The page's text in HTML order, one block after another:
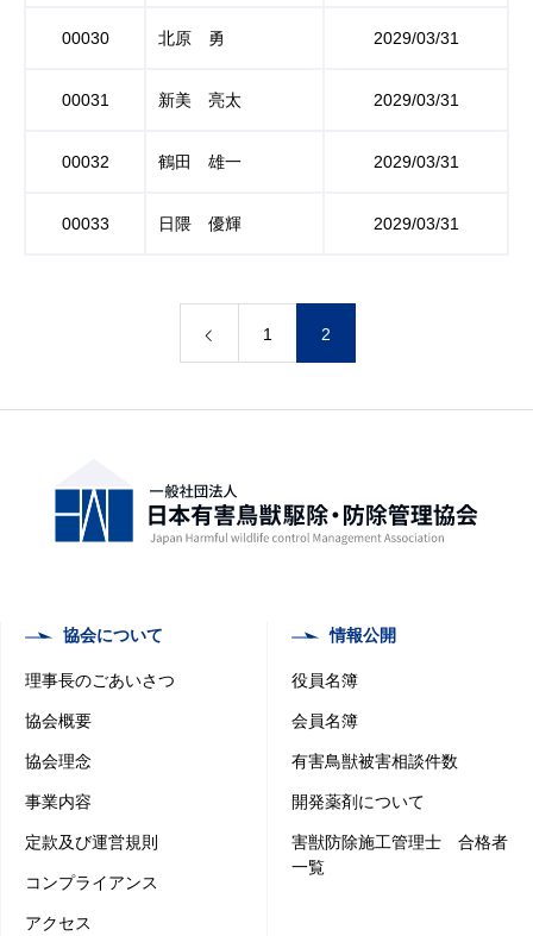
00030 北原 勇 2029/03/31
00031 新美 亮太 2029/03/31
00032 鶴田 雄一 2029/03/31
00033 日隈 優輝 2029/03/31
1 2
協会について
理事長のごあいさつ
協会概要
協会理念
事業内容
定款及び運営規則
コンプライアンス
アクセス
情報公開
役員名簿
会員名簿
有害鳥獣被害相談件数
開発薬剤について
害獣防除施工管理士 合格者
一覧